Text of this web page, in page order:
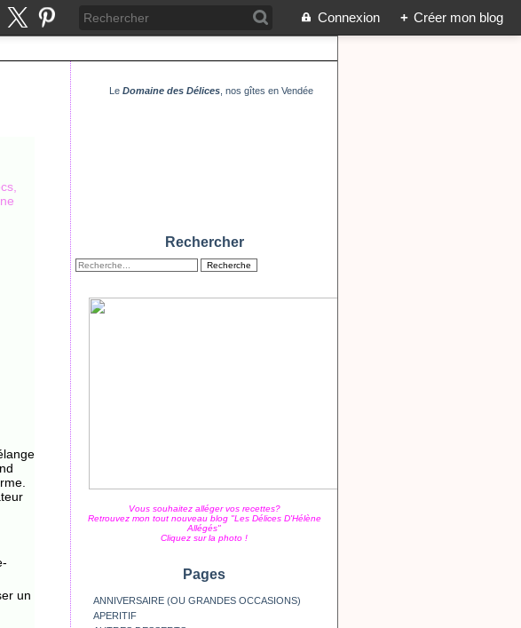
Connexion + Créer mon blog
un
Le Domaine des Délices, nos gîtes en Vendée
Rechercher
Vous souhaitez alléger vos recettes?
Retrouvez mon tout nouveau blog "Les Délices D'Hélène
Allégés"
Cliquez sur la photo !
Pages
ANNIVERSAIRE (OU GRANDES OCCASIONS)
APERITIF